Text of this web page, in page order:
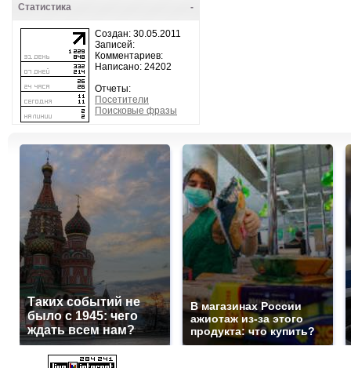
-
Статистика
Создан: 30.05.2011
Записей:
Комментариев:
Написано: 24202
Отчеты:
Посетители
Поисковые фразы
Таких событий не
было с 1945: чего
ждать всем нам?
В магазинах России
ажиотаж из-за этого
продукта: что купить?